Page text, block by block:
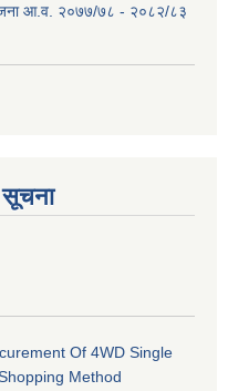
आ.व. २०७७/७८ - २०८२/८३
सूचना
Of 4WD Single
Method